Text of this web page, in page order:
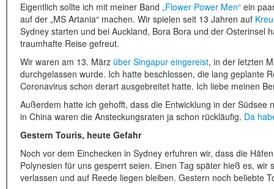
Eigentlich sollte ich mit meiner Band„Flower Power Men“ ein
auf der „MS Artania“ machen. Wir spielen seit 13 Jahren auf
Sydney starten und bei Auckland, Bora Bora und der Osterinsel
traumhafte Reise gefreut.
Wir waren am 13. März über Singapur eingereist, in der letzten
durchgelassen wurde. Ich hatte beschlossen, die lang geplante
Coronavirus schon derart ausgebreitet hatte. Ich liebe meinen
Außerdem hatte ich gehofft, dass die Entwicklung in der Südsee
in China waren die Ansteckungsraten ja schon rückläufig. Da
Gestern Touris, heute Gefahr
Noch vor dem Einchecken in Sydney erfuhren wir, dass die
Polynesien für uns gesperrt seien. Einen Tag später hieß es, wir
verlassen und auf Reede liegen bleiben. Gestern noch beliebte